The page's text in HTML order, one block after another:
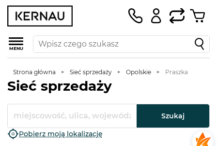
MENU
Strona główna Sieć sprzedaży Opolskie Praszka
Sieć sprzedaży
Szukaj
Pobierz moją lokalizację